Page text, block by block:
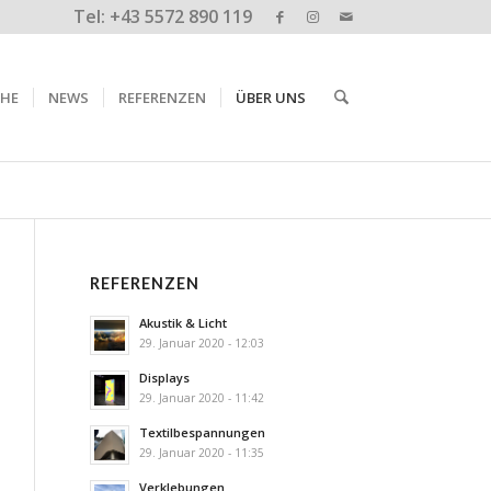
Tel: +43 5572 890 119
NEWS REFERENZEN ÜBER UNS
REFERENZEN
Akustik & Licht
29. Januar 2020 - 12:03
Displays
29. Januar 2020 - 11:42
Textilbespannungen
29. Januar 2020 - 11:35
Verklebungen